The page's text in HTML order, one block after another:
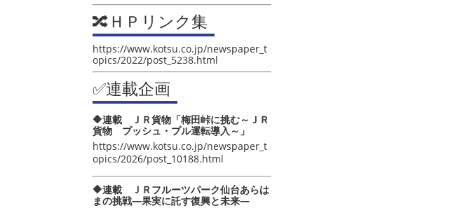
🔀ＨＰリンク集
https://www.kotsu.co.jp/newspaper_t
opics/2022/post_5238.html
✅連載企画
🔶連載 ＪＲ貨物「梅田峠に挑む～ＪＲ
貨物 プッシュ・プル運転導入～」
https://www.kotsu.co.jp/newspaper_t
opics/2026/post_10188.html
🔶連載 ＪＲフルーツパーク仙台あらは
まの挑戦―果実に託す復興と未来―